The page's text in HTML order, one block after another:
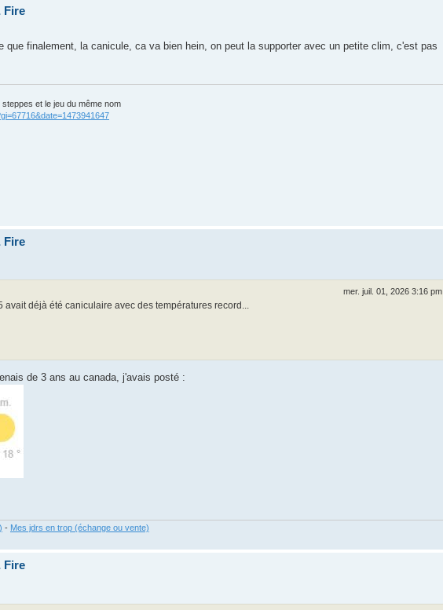
Fire
finalement, la canicule, ca va bien hein, on peut la supporter avec un petite clim, c'est pas
et le jeu du même nom
Fire
mer. juil. 01, 2026 3:16 pm
déjà été caniculaire avec des températures record...
de 3 ans au canada, j'avais posté :
- Mes jdrs en trop (échange ou vente)
Fire